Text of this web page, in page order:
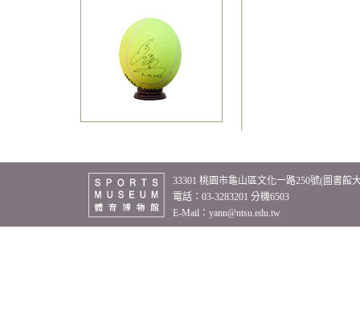
33301 桃園市龜山區文化一路250號(圖書館
電話：03-3283201 分機6503
E-Mail： yann@ntsu.edu.tw